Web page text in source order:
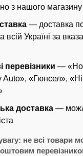
з нашого магазину
— доставка
всій Україні за
перевізники —
Auto», «Гюнсел»,
доставка —
не всі товари